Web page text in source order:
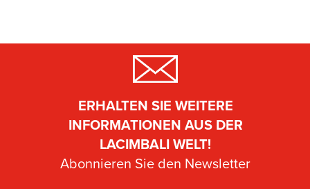
ERHALTEN SIE WEITERE
INFORMATIONEN AUS DER
LACIMBALI WELT!
Abonnieren Sie den Newsletter